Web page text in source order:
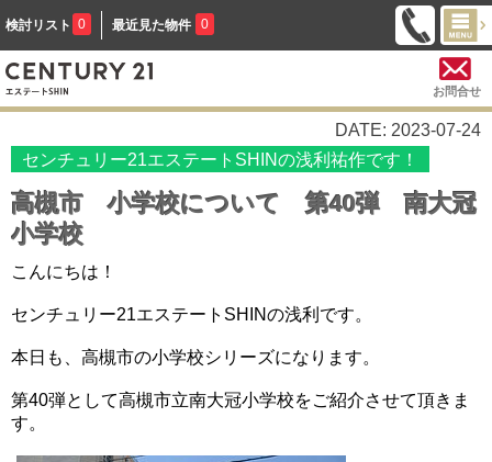
検討リスト 0 最近見た物件 0
お問合せ
DATE: 2023-07-24
センチュリー21エステートSHINの浅利祐作です！
高槻市 小学校について 第40弾 南大冠
小学校
こんにちは！
センチュリー21エステートSHINの浅利です。
本日も、高槻市の小学校シリーズになります。
第40弾として高槻市立南大冠小学校をご紹介させて頂きま
す。